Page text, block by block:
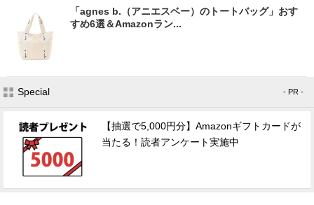
「agnes b.（アニエスベー）のトートバッグ」おす
すめ6選＆Amazonラン...
Special - PR -
【抽選で5,000円分】Amazonギフトカードが
当たる！読者アンケート実施中